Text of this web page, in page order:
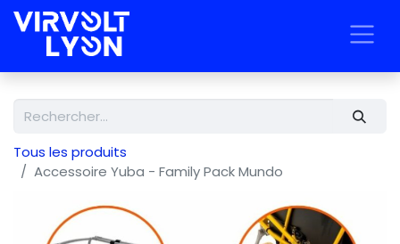
Tous les produits
Accessoire Yuba - Family Pack Mundo